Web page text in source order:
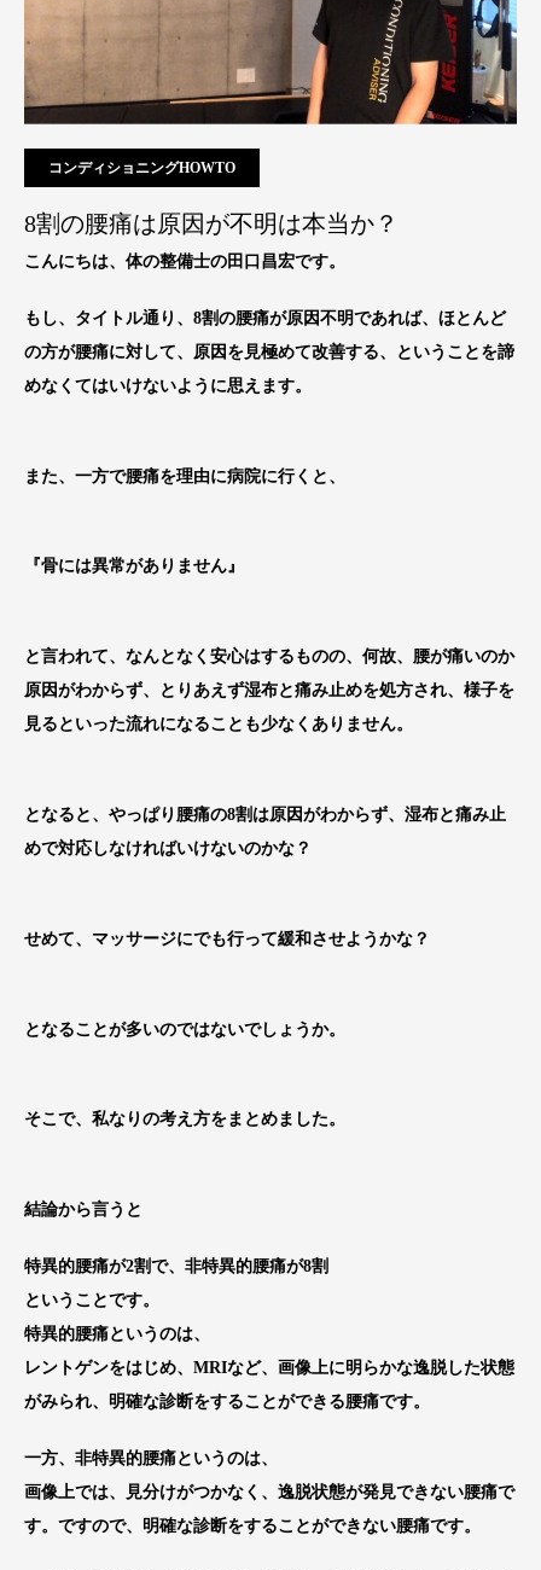
コンディショニングHOWTO
8割の腰痛は原因が不明は本当か？
こんにちは、体の整備士の田口昌宏です。
もし、タイトル通り、8割の腰痛が原因不明であれば、ほとんど
の方が腰痛に対して、原因を見極めて改善する、ということを諦
めなくてはいけないように思えます。
また、一方で腰痛を理由に病院に行くと、
『骨には異常がありません』
と言われて、なんとなく安心はするものの、何故、腰が痛いのか
原因がわからず、とりあえず湿布と痛み止めを処方され、様子を
見るといった流れになることも少なくありません。
となると、やっぱり腰痛の8割は原因がわからず、湿布と痛み止
めで対応しなければいけないのかな？
せめて、マッサージにでも行って緩和させようかな？
となることが多いのではないでしょうか。
そこで、私なりの考え方をまとめました。
結論から言うと
特異的腰痛が2割で、非特異的腰痛が8割
ということです。
特異的腰痛というのは、
レントゲンをはじめ、MRIなど、画像上に明らかな逸脱した状態
がみられ、明確な診断をすることができる腰痛です。
一方、非特異的腰痛というのは、
画像上では、見分けがつかなく、逸脱状態が発見できない腰痛で
す。ですので、明確な診断をすることができない腰痛です。